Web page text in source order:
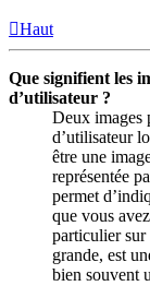
Haut
Que signifient les
d’utilisateur ?
Deux images
d’utilisateur
être une
représentée
permet
que vous
particulier sur
grande, est
bien souvent